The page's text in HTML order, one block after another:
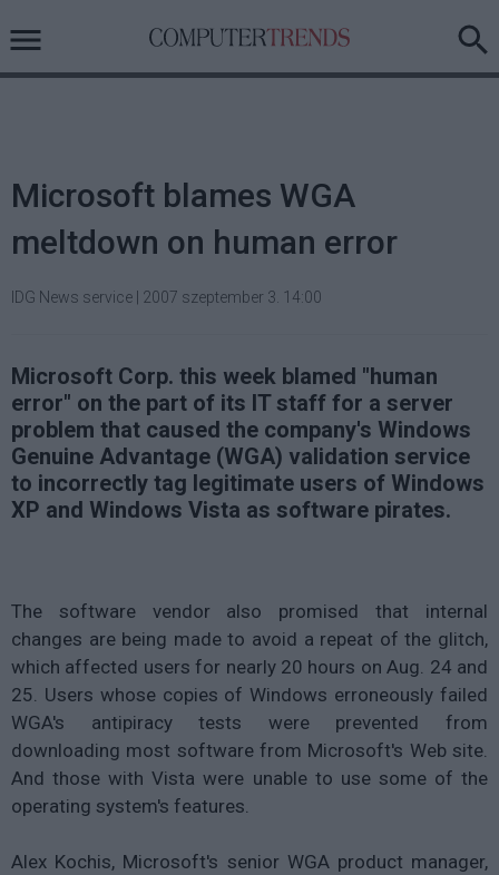
Microsoft blames WGA
meltdown on human error
IDG News service 2007 szeptember 3. 14:00
Microsoft Corp. this week blamed "human
error" on the part of its IT staff for a server
problem that caused the company's Windows
Genuine Advantage (WGA) validation service
to incorrectly tag legitimate users of Windows
XP and Windows Vista as software pirates.
The software vendor also promised that internal
changes are being made to avoid a repeat of the glitch,
which affected users for nearly 20 hours on Aug. 24 and
25. Users whose copies of Windows erroneously failed
WGA's antipiracy tests were prevented from
downloading most software from Microsoft's Web site.
And those with Vista were unable to use some of the
operating system's features.
Alex Kochis, Microsoft's senior WGA product manager,